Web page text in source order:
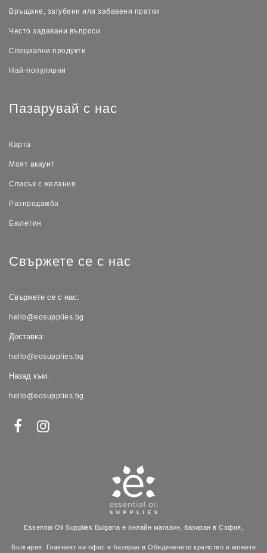
Връщане, загубени или забавени пратки
Често задавани въпроси
Специални продукти
Най-популярни
Пазарувай с нас
Карта
Моят акаунт
Списък с желания
Разпродажба
Бюлетин
Свържете се с нас
Свържете се с нас:
hello@eosupplies.bg
Доставка:
hello@eosupplies.bg
Назад към:
hello@eosupplies.bg
Essential Oil Supplies Bulgaria е онлайн магазин, базиран в София,
България. Главният ни офис е базиран в Обединеното кралство и можете